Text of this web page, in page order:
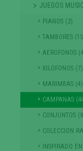
JUEGOS
PIANOS (2)
TAMBORES
AEROFONOS
XILOFONOS (7)
MARIMBAS (4)
CAMPANAS
CONJUNTOS
COLECCION
INSPIRADO